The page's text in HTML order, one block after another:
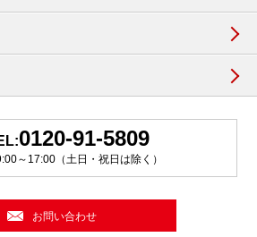
0120-91-5809
～17:00（土日・祝日は除く）
お問い合わせ